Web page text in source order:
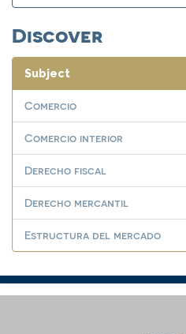
Discover
Subject
Comercio
Comercio interior
Derecho fiscal
Derecho mercantil
Estructura del mercado